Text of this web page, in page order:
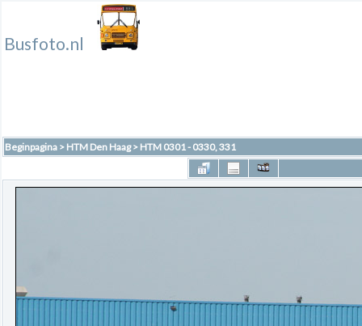
Busfoto.nl
Beginpagina > HTM Den Haag> HTM 0301 - 0330, 331